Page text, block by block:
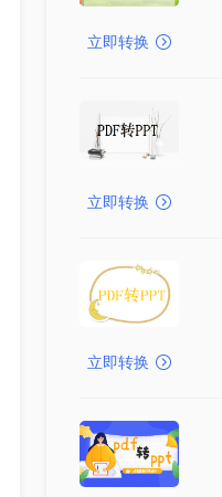
立即转换
立即转换
立即转换